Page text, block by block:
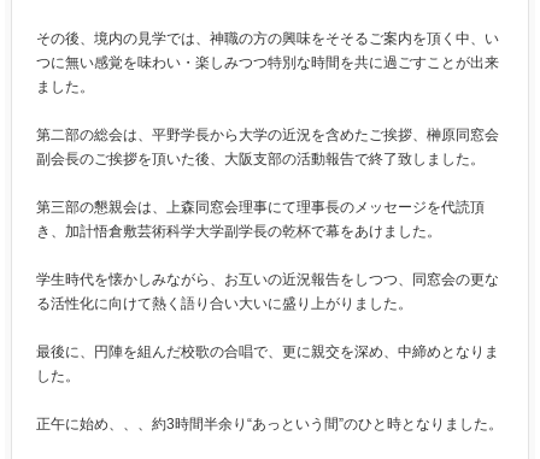
その後、境内の見学では、神職の方の興味をそそるご案内を頂く中、い
つに無い感覚を味わい・楽しみつつ特別な時間を共に過ごすことが出来
ました。
第二部の総会は、平野学長から大学の近況を含めたご挨拶、榊原同窓会
副会長のご挨拶を頂いた後、大阪支部の活動報告で終了致しました。
第三部の懇親会は、上森同窓会理事にて理事長のメッセージを代読頂
き、加計悟倉敷芸術科学大学副学長の乾杯で幕をあけました。
学生時代を懐かしみながら、お互いの近況報告をしつつ、同窓会の更な
る活性化に向けて熱く語り合い大いに盛り上がりました。
最後に、円陣を組んだ校歌の合唱で、更に親交を深め、中締めとなりま
した。
正午に始め、、、約3時間半余り“あっという間”のひと時となりました。